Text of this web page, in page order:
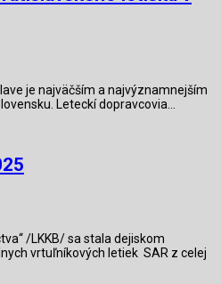
je najväčším a najvýznamnejším
Leteckí dopravcovia…
/LKKB/ sa stala dejiskom
vrtuľníkových letiek SAR z celej